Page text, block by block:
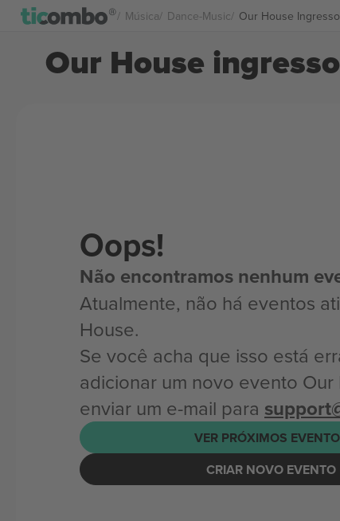
Música Dance-Music Our House
Our House
Oops!
Não encontramos nenhum
Atualmente, não há eventos
House.
Se você acha que isso está
adicionar um novo evento Our
enviar um e-mail para
VER PRÓXIMOS
CRIAR NOVO EVENTO